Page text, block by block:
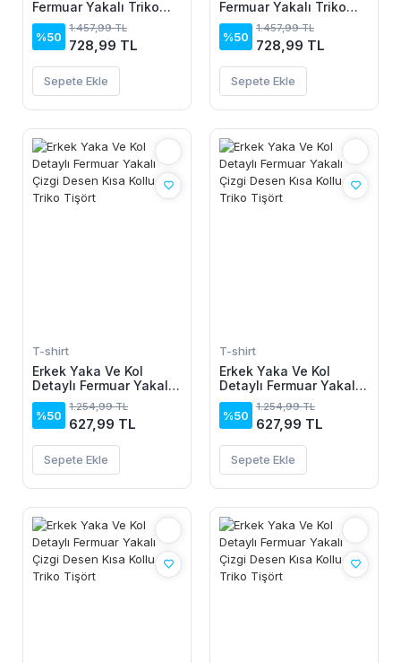
Fermuar Yakalı Triko
Tişört
%50
1.457,99 TL
728,99 TL
Sepete Ekle
Fermuar Yakalı Triko
Tişört
%50
1.457,99 TL
728,99 TL
Sepete Ekle
T-shirt
Erkek Yaka Ve Kol
Detaylı Fermuar Yakalı
Çizgi Desen Kısa Kollu
Triko Tişört
%50
1.254,99 TL
627,99 TL
Sepete Ekle
T-shirt
Erkek Yaka Ve Kol
Detaylı Fermuar Yakalı
Çizgi Desen Kısa Kollu
Triko Tişört
%50
1.254,99 TL
627,99 TL
Sepete Ekle